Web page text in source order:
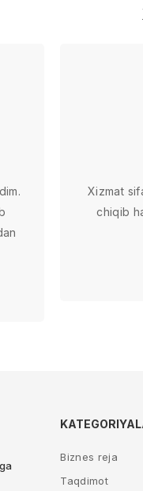
Xizmat
chiqib
Biznes reja
Taqdimot